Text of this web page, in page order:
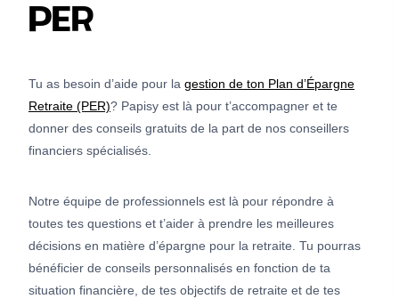
PER
Tu as besoin d’aide pour la gestion de ton Plan d’Épargne
Retraite (PER)? Papisy est là pour t’accompagner et te
donner des conseils gratuits de la part de nos conseillers
financiers spécialisés.
Notre équipe de professionnels est là pour répondre à
toutes tes questions et t’aider à prendre les meilleures
décisions en matière d’épargne pour la retraite. Tu pourras
bénéficier de conseils personnalisés en fonction de ta
situation financière, de tes objectifs de retraite et de tes